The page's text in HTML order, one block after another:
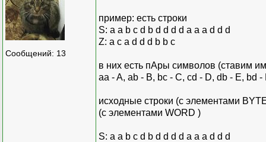
Сообщений: 13
пример: есть строки
S: a a b c d b d d d d a a a d d d
Z: a c a d d d b b c
в них есть пАры символов (ставим
aa - A, ab - B, bc - C, cd - D, db - E, bd
исходные строки (с элементами
(с элементами WORD )
S: a a b c d b d d d d a a a d d d